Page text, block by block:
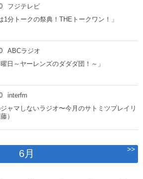
フジテレビ
1分トークの祭典！THEトークワン！」
ABCラジオ
曜日～ヤーレンズのダダダ団！～」
interfm
ジャマしないラジオ〜今月のサトミツプレイリ
）
6月 >>